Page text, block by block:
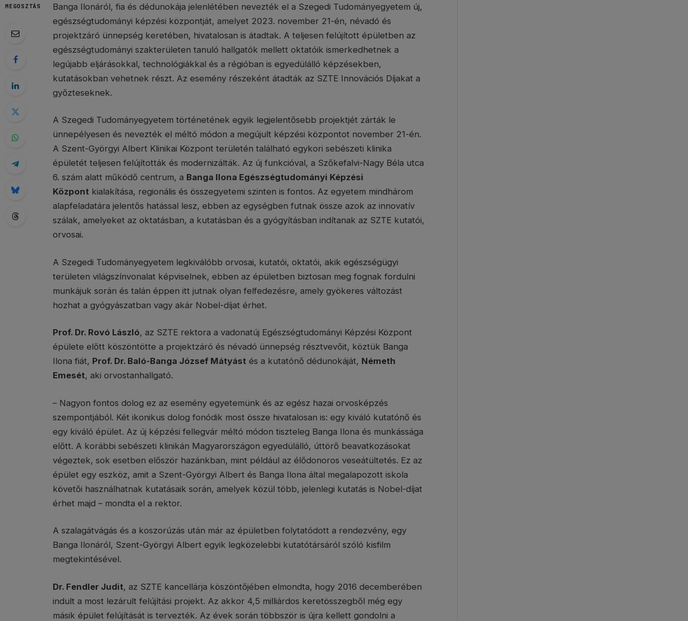
MEGOSZTÁS
Banga Ilonáról, fia és dédunokája jelenlétében nevezték el a Szegedi Tudományegyetem új,
egészségtudományi képzési központját, amelyet 2023. november 21-én, névadó és
projektzáró ünnepség keretében, hivatalosan is átadtak. A teljesen felújított épületben az
egészségtudományi szakterületen tanuló hallgatók mellett oktatóik ismerkedhetnek a
legújabb eljárásokkal, technológiákkal és a régióban is egyedülálló képzésekben,
kutatásokban vehetnek részt. Az esemény részeként átadták az SZTE Innovációs Díjakat a
győzteseknek.
A Szegedi Tudományegyetem történetének egyik legjelentősebb projektjét zárták le
ünnepélyesen és nevezték el méltó módon a megújult képzési központot november 21-én.
A Szent-Györgyi Albert Klinikai Központ területén található egykori sebészeti klinika
épületét teljesen felújították és modernizálták. Az új funkcióval, a Szőkefalvi-Nagy Béla utca
6. szám alatt működő centrum, a Banga Ilona Egészségtudományi Képzési
Központ kialakítása, regionális és összegyetemi szinten is fontos. Az egyetem mindhárom
alapfeladatára jelentős hatással lesz, ebben az egységben futnak össze azok az innovatív
szálak, amelyeket az oktatásban, a kutatásban és a gyógyításban indítanak az SZTE kutatói,
orvosai.
A Szegedi Tudományegyetem legkiválóbb orvosai, kutatói, oktatói, akik egészségügyi
területen világszínvonalat képviselnek, ebben az épületben biztosan meg fognak fordulni
munkájuk során és talán éppen itt jutnak olyan felfedezésre, amely gyökeres változást
hozhat a gyógyászatban vagy akár Nobel-díjat érhet.
Prof. Dr. Rovó László, az SZTE rektora a vadonatúj Egészségtudományi Képzési Központ
épülete előtt köszöntötte a projektzáró és névadó ünnepség résztvevőit, köztük Banga
Ilona fiát, Prof. Dr. Baló-Banga József Mátyást és a kutatónő dédunokáját, Németh
Emesét, aki orvostanhallgató.
– Nagyon fontos dolog ez az esemény egyetemünk és az egész hazai orvosképzés
szempontjából. Két ikonikus dolog fonódik most össze hivatalosan is: egy kiváló kutatónő és
egy kiváló épület. Az új képzési fellegvár méltó módon tiszteleg Banga Ilona és munkássága
előtt. A korábbi sebészeti klinikán Magyarországon egyedülálló, úttörő beavatkozásokat
végeztek, sok esetben először hazánkban, mint például az élődonoros veseátültetés. Ez az
épület egy eszköz, amit a Szent-Györgyi Albert és Banga Ilona által megalapozott iskola
követői használhatnak kutatásaik során, amelyek közül több, jelenlegi kutatás is Nobel-díjat
érhet majd – mondta el a rektor.
A szalagátvágás és a koszorúzás után már az épületben folytatódott a rendezvény, egy
Banga Ilonáról, Szent-Györgyi Albert egyik legközelebbi kutatótársáról szóló kisfilm
megtekintésével.
Dr. Fendler Judit, az SZTE kancellárja köszöntőjében elmondta, hogy 2016 decemberében
indult a most lezárult felújítási projekt. Az akkor 4,5 milliárdos keretösszegből még egy
másik épület felújítását is tervezték. Az évek során többször is újra kellett gondolni a